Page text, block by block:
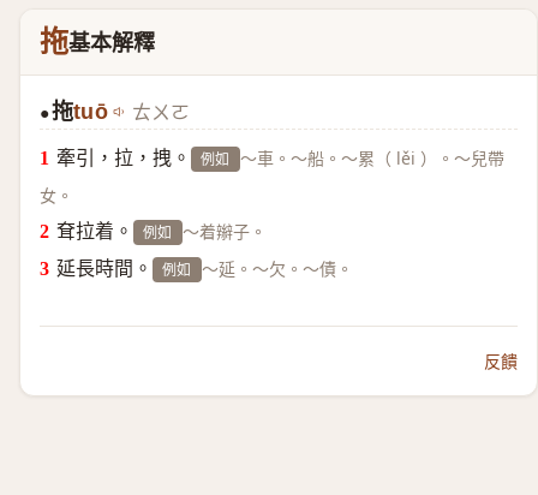
拖基本解釋
●拖tuō ㄊㄨㄛ
牽引，拉，拽。 例如 ～車。～船。～累（ lěi ）。～兒帶
女。
耷拉着。 例如 ～着辮子。
延長時間。 例如 ～延。～欠。～債。
反饋